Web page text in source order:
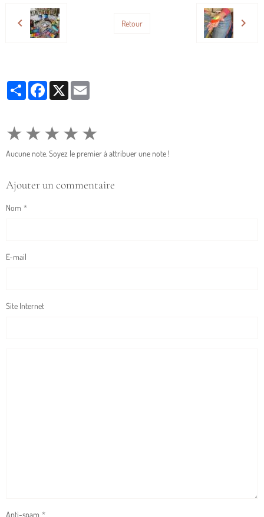
Retour
PartagerFacebook
X
★★★★★
Aucune note. Soyez le premier à attribuer une note !
Ajouter un commentaire
Nom
E-mail
Site Internet
Anti-spam